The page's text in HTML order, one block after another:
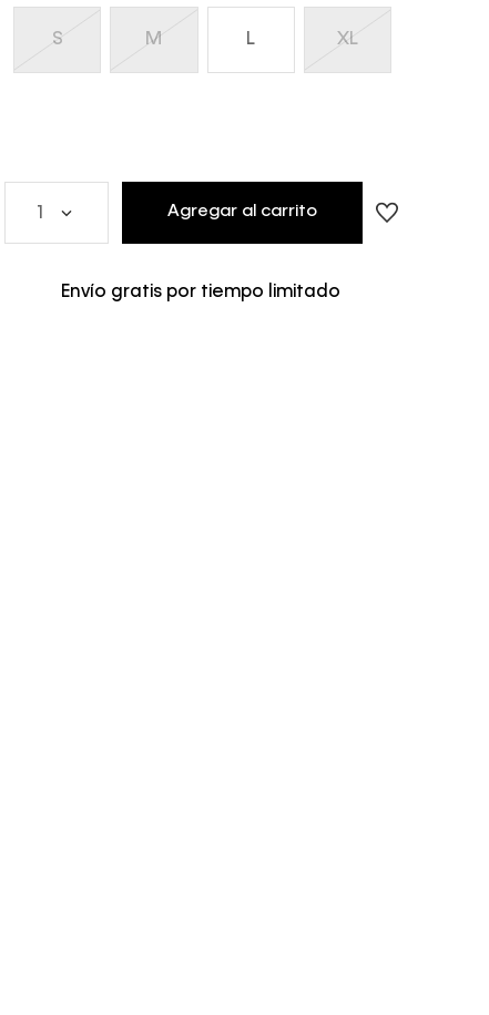
S M L XL
Agregar al carrito
Envío gratis por tiempo limitado